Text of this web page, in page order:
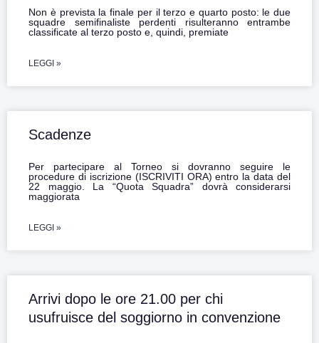
Non è prevista la finale per il terzo e quarto posto: le due
squadre semifinaliste perdenti risulteranno entrambe
classificate al terzo posto e, quindi, premiate
LEGGI »
Scadenze
Per partecipare al Torneo si dovranno seguire le
procedure di iscrizione (ISCRIVITI ORA) entro la data del
22 maggio. La “Quota Squadra” dovrà considerarsi
maggiorata
LEGGI »
Arrivi dopo le ore 21.00 per chi
usufruisce del soggiorno in convenzione